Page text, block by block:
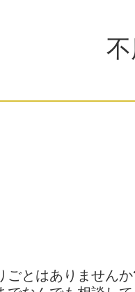
ごとはありません